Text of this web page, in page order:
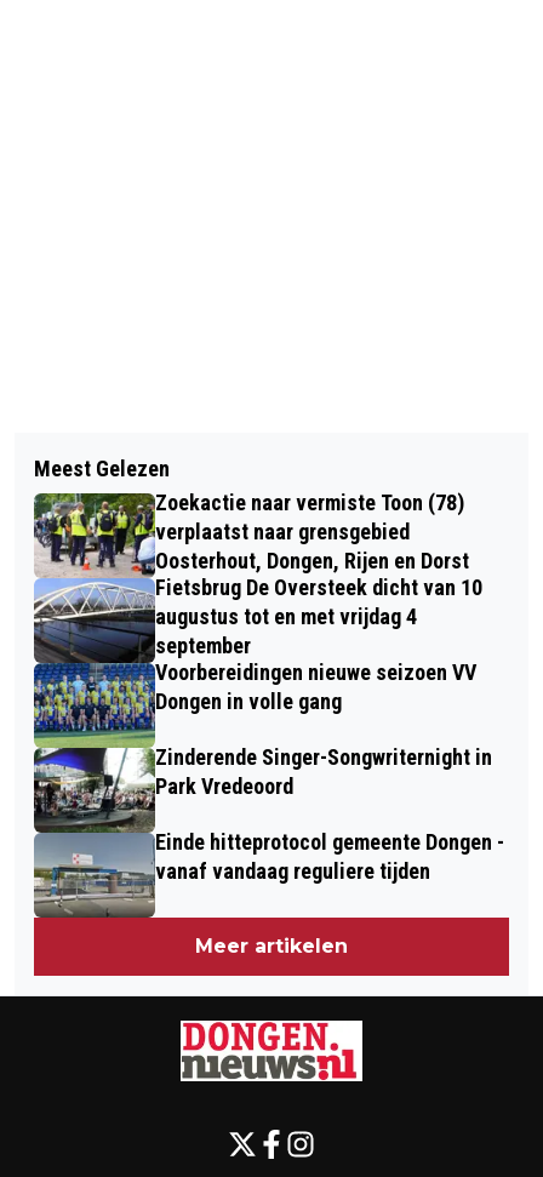
TWEEDE ZOMERCONCERT IN DE
KOEPELKERK MET KOPERBLAZERS
INGEZONDEN: 'DONGENSE VVD OP
WERKBEZOEK BIJ GLASFABRIEK
ARDAGH'
Meest Gelezen
Zoekactie naar vermiste Toon (78)
verplaatst naar grensgebied
Oosterhout, Dongen, Rijen en Dorst
Fietsbrug De Oversteek dicht van 10
augustus tot en met vrijdag 4
september
Voorbereidingen nieuwe seizoen VV
Dongen in volle gang
Zinderende Singer-Songwriternight in
Park Vredeoord
Einde hitteprotocol gemeente Dongen -
vanaf vandaag reguliere tijden
Meer artikelen